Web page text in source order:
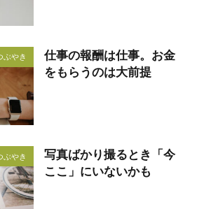
ぶやき
仕事の報酬は仕事。お金
をもらうのは大前提
ぶやき
写真ばかり撮るとき「今
ここ」にいないかも